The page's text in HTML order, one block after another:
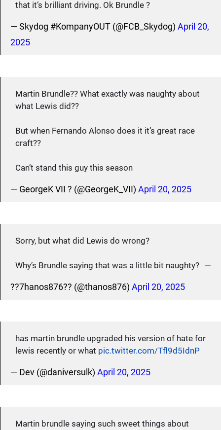
that it’s brilliant driving. Ok Brundle ?
— Skydog #KompanyOUT (@FCB_Skydog) April 20,
2025
Martin Brundle?? What exactly was naughty about
what Lewis did??
But when Fernando Alonso does it it’s great race
craft??
Can’t stand this guy this season
— GeorgeK VII ? (@GeorgeK_VII) April 20, 2025
Sorry, but what did Lewis do wrong?
Why’s Brundle saying that was a little bit naughty? —
??7hanos876?? (@thanos876) April 20, 2025
has martin brundle upgraded his version of hate for
lewis recently or what pic.twitter.com/Tfl9d5IdnP
— Dev (@daniversulk) April 20, 2025
Martin brundle saying such sweet things about